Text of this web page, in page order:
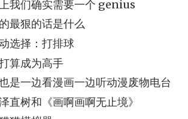
我们确实需要一个 genius
最狠的话是什么
选择：打排球
算成为高手
是一边看漫画一边听动漫废物电台
直树和《画啊画啊无止境》